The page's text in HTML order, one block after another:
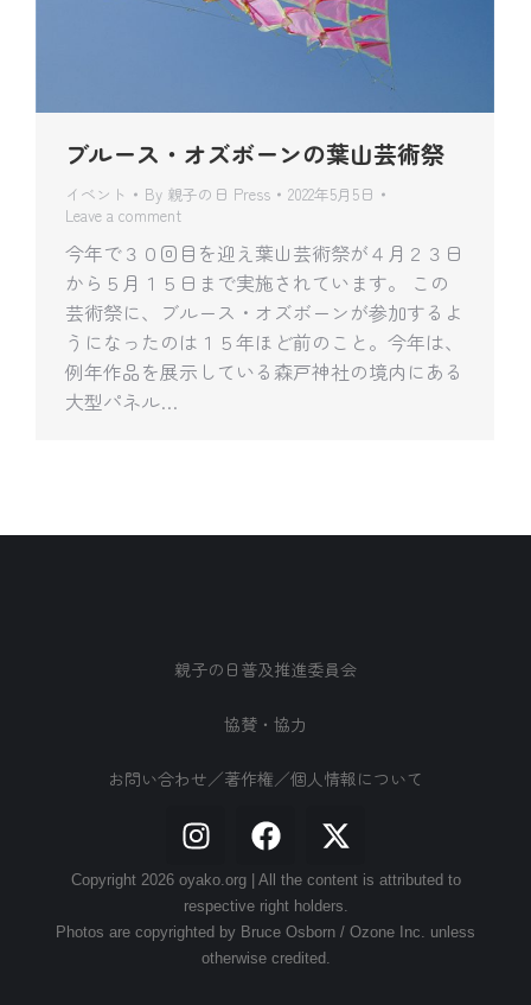
ブルース・オズボーンの葉山芸術祭
イベント By 親子の日 Press
2022年5月5日
Leave a comment
今年で３０回目を迎え葉山芸術祭が４月２３日
から５月１５日まで実施されています。 この
芸術祭に、ブルース・オズボーンが参加するよ
うになったのは１５年ほど前のこと。今年は、
例年作品を展示している森戸神社の境内にある
大型パネル…
親子の日普及推進委員会
協賛・協力
お問い合わせ／著作権／個人情報について
Copyright 2026 oyako.org | All the content is attributed to
respective right holders.
Photos are copyrighted by Bruce Osborn / Ozone Inc. unless
otherwise credited.